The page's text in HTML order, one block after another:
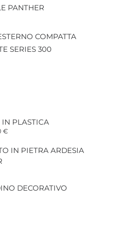
PANTHER
COMPATTA
SERIES 300
PLASTICA
€Fascia
daIN PIETRA ARDESIA
DECORATIVO